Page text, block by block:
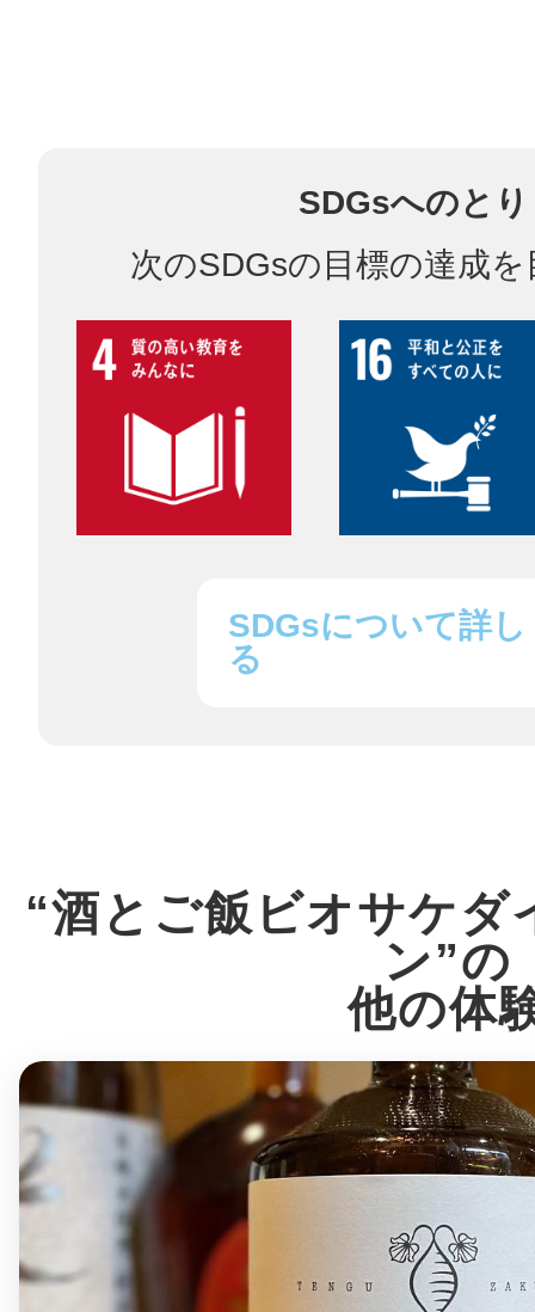
SDGsへのと
次のSDGsの目標の達成
SDGsについて詳し
る
“酒とご飯ビオサケダ
ン”の
他の体
厚木
八尾
鎌倉
渋谷区
八女
日立